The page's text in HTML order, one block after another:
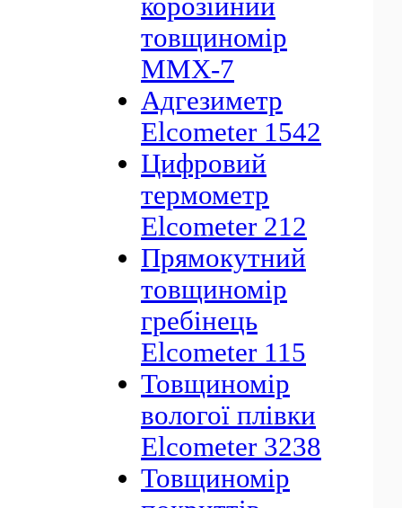
корозійний
товщиномір
ММХ-7
Адгезиметр
Elcometer 1542
Цифровий
термометр
Elcometer 212
Прямокутний
товщиномір
гребінець
Elcometer 115
Товщиномір
вологої плівки
Elcometer 3238
Товщиномір